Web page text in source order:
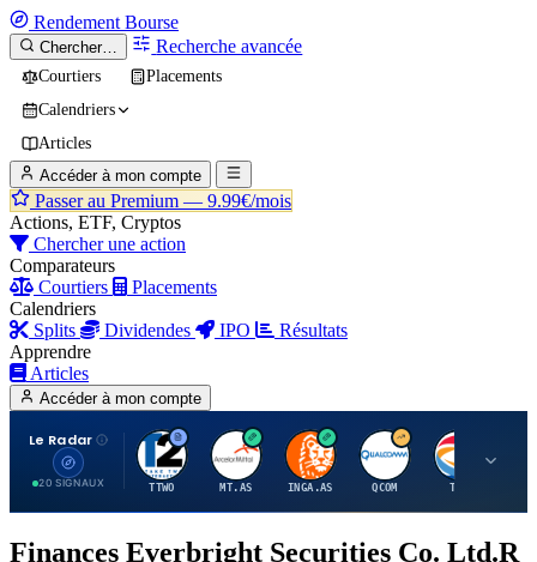
Rendement Bourse
Chercher… Recherche avancée
Courtiers
Placements
Calendriers
Articles
Accéder à mon compte
Passer au Premium — 9.99€/mois
Actions, ETF, Cryptos
Chercher une action
Comparateurs
Courtiers
Placements
Calendriers
Splits
Dividendes IPO
Résultats
Apprendre
Articles
Accéder à mon compte
Le Radar
20 SIGNAUX
T
TTWO
A
MT.AS
I
INGA.AS
Q
QCOM
T
TTE
Finances Everbright Securities Co. Ltd.R